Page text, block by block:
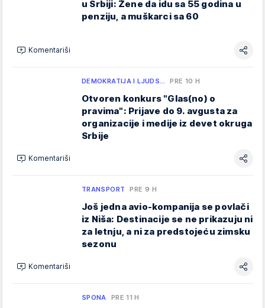
u Srbiji: Žene da idu sa 55 godina u
penziju, a muškarci sa 60
Komentariši
DEMOKRATIJA I LJUDS… PRE 10 H
Otvoren konkurs "Glas(no) o
pravima": Prijave do 9. avgusta za
organizacije i medije iz devet okruga
Srbije
Komentariši
TRANSPORT PRE 9 H
Još jedna avio-kompanija se povlači
iz Niša: Destinacije se ne prikazuju ni
za letnju, a ni za predstojeću zimsku
sezonu
Komentariši
SPONA PRE 11 H